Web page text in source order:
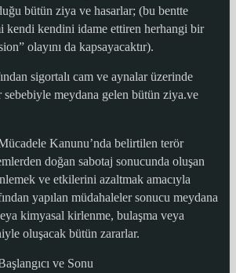
bütün ziya ve hasarlar; (bu bentte
kendi kendini idame ettiren herhangi bir
olayını da kapsayacaktır).
sigortalı cam ve aynalar üzerinde
sebebiyle meydana gelen bütün ziya.ve
Kanunu’nda belirtilen terör
doğan sabotaj sonucunda oluşan
ve etkilerini azaltmak amacıyla
yapılan müdahaleler sonucu meydana
kimyasal kirlenme, bulaşma veya
oluşacak bütün zararlar.
ve Sonu